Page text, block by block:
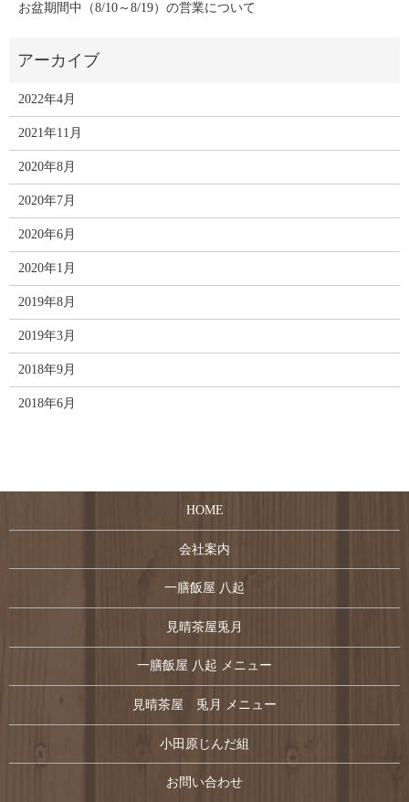
お盆期間中（8/10～8/19）の営業について
2022年4月
2021年11月
2020年8月
2020年7月
2020年6月
2020年1月
2019年8月
2019年3月
2018年9月
2018年6月
HOME
会社案内
一膳飯屋 八起
見晴茶屋兎月
一膳飯屋 八起 メニュー
見晴茶屋 兎月 メニュー
小田原じんだ組
お問い合わせ